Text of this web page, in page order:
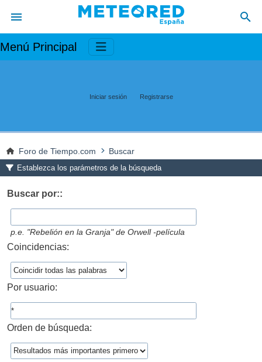
Menú Principal
Iniciar sesión Registrarse
Foro de Tiempo.com Buscar
Establezca los parámetros de la búsqueda
Buscar por::
p.e. "Rebelión en la Granja" de Orwell -película
Coincidencias:
Por usuario:
Orden de búsqueda: